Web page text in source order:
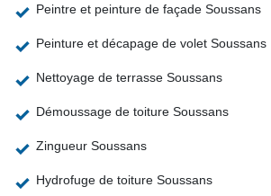
Peintre et peinture de façade Soussans
Peinture et décapage de volet Soussans
Nettoyage de terrasse Soussans
Démoussage de toiture Soussans
Zingueur Soussans
Hydrofuge de toiture Soussans